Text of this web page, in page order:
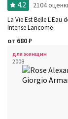
4.2 2104
La Vie Est Belle L'Eau
Intense Lancome
от 680₽
для женщин
2008